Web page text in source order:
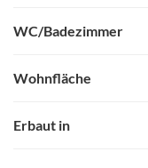
WC/Badezimmer
Wohnfläche
Erbaut in